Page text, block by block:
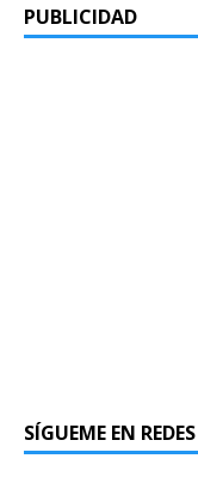
PUBLICIDAD
SÍGUEME EN